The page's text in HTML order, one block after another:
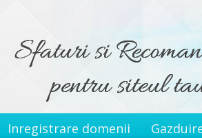
Inregistrare domenii